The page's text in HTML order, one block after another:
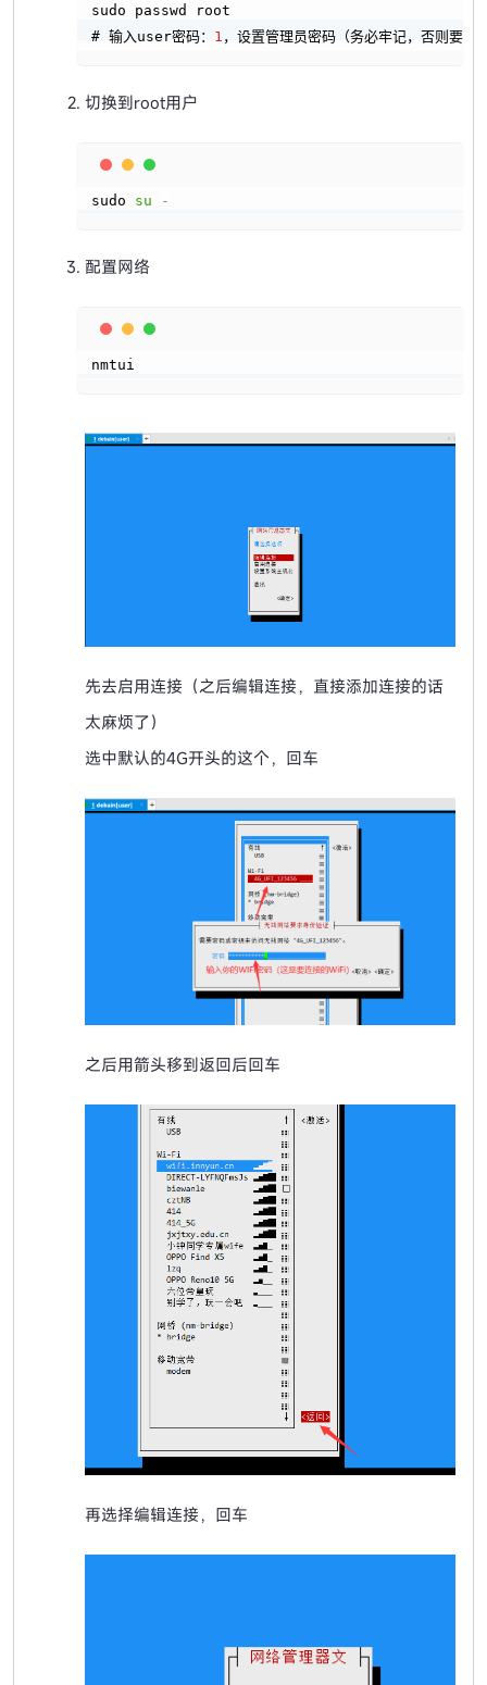
sudo passwd root
# 输入user密码： 1 ，设置管理员密码（务必牢记，否则要重
切换到root用户
sudo su -
配置网络
nmtui
先去启用连接（之后编辑连接，直接添加连接的话
太麻烦了）
选中默认的4G开头的这个，回车
之后用箭头移到返回后回车
再选择编辑连接，回车